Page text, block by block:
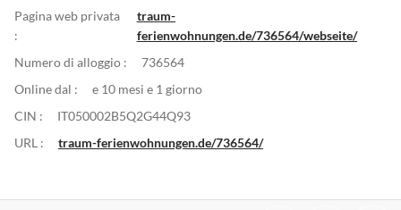
Pagina web privata
:
traum-
ferienwohnungen.de/736564/webseite/
Numero di alloggio :
736564
Online dal :
e 10 mesi e 1 giorno
CIN :
IT050002B5Q2G44Q93
URL :
traum-ferienwohnungen.de/736564/